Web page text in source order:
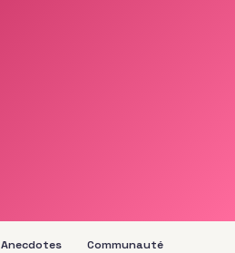
Anecdotes Communauté